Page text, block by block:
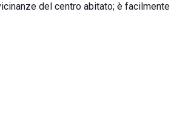
del centro abitato; è facilmente